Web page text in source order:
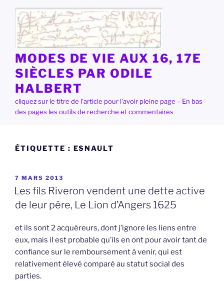
contenu
principal
MODES DE VIE AUX 16, 17E
SIÈCLES PAR ODILE
HALBERT
cliquez sur le titre de l'article pour l'avoir pleine page – En bas
des pages les outils de recherche et commentaires
ÉTIQUETTE : ESNAULT
PUBLIÉ
LE
7 MARS 2013
Les fils Riveron vendent une dette active
de leur père, Le Lion d’Angers 1625
et ils sont 2 acquéreurs, dont j’ignore les liens entre
eux, mais il est probable qu’ils en ont pour avoir tant de
confiance sur le remboursement à venir, qui est
relativement élevé comparé au statut social des
parties.